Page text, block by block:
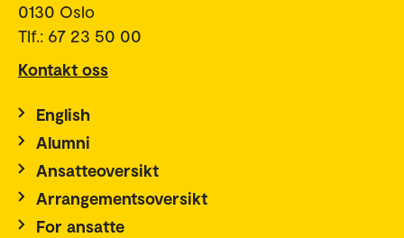
0130 Oslo
Tlf.: 67 23 50 00
Kontakt oss
English
Alumni
Ansatteoversikt
Arrangementsoversikt
For ansatte